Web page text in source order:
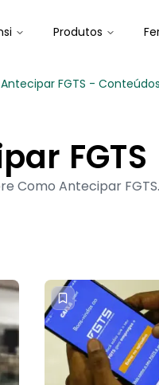
Produtos
FGTS -
FGTS
Como Antecipar